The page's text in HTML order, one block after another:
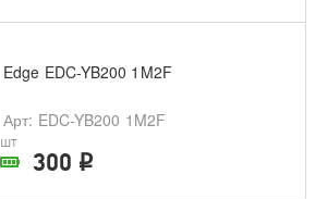
В наличии в магазине
Edge EDC-YB200 1M2F
Арт: EDC-YB200 1M2F
шт
300 i